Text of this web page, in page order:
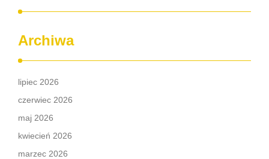
Archiwa
lipiec 2026
czerwiec 2026
maj 2026
kwiecień 2026
marzec 2026